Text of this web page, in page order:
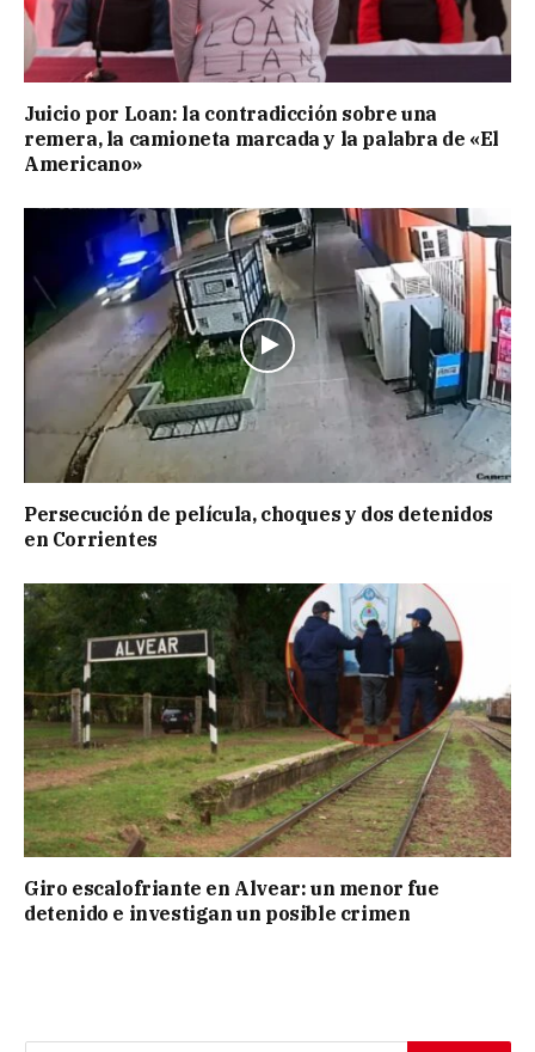
Juicio por Loan: la contradicción sobre una
remera, la camioneta marcada y la palabra de «El
Americano»
Persecución de película, choques y dos detenidos
en Corrientes
Giro escalofriante en Alvear: un menor fue
detenido e investigan un posible crimen